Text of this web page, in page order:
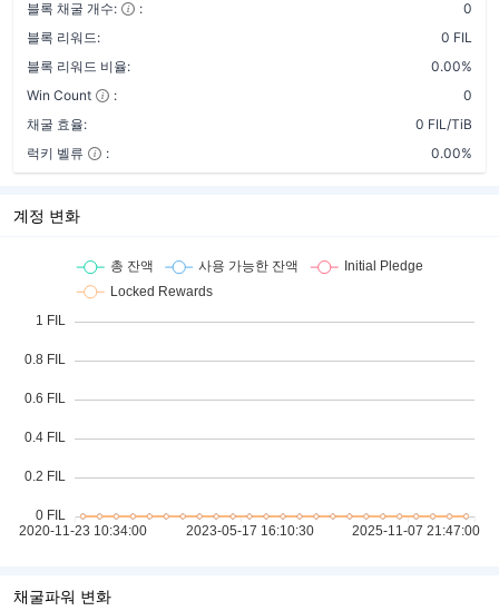
블록 채굴 개수:
:
0
블록 리워드:
0 FIL
블록 리워드 비율:
0.00%
Win Count
:
0
채굴 효율:
0 FIL/TiB
럭키 벨류
: 0.00%
계정 변화
채굴파워 변화